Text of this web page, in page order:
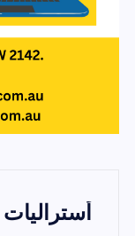
أستراليات